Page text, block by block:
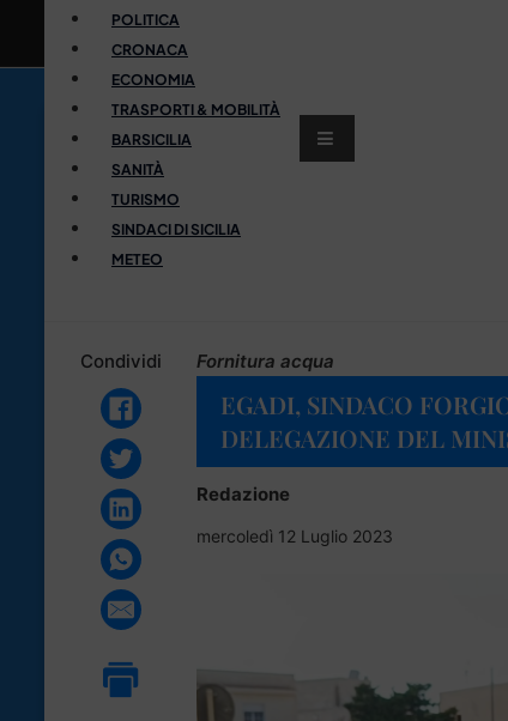
POLITICA
CRONACA
ECONOMIA
TRASPORTI & MOBILITÀ
BARSICILIA
SANITÀ
TURISMO
SINDACI DI SICILIA
METEO
Condividi Fornitura acqua
EGADI, SINDACO
DELEGAZIONE DEL
Redazione
mercoledì 12 Luglio 2023